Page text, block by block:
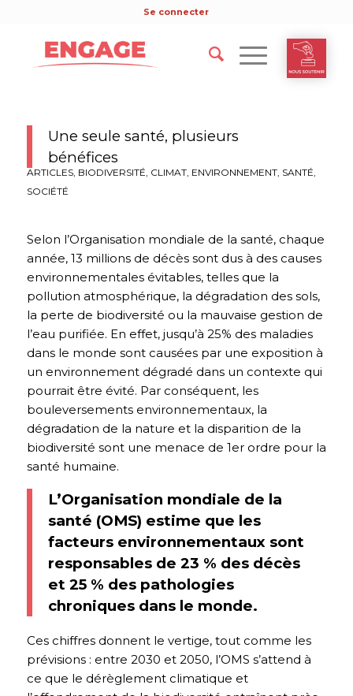
Se connecter
Une seule santé, plusieurs
bénéfices
ARTICLES, BIODIVERSITÉ CLIMAT, ENVIRONNEMENT, SANTÉ
SOCIÉTÉ
Selon l’Organisation mondiale de la santé, chaque
année, 13 millions de décès sont dus à des causes
environnementales évitables, telles que la
pollution atmosphérique, la dégradation des sols,
la perte de biodiversité ou la mauvaise gestion de
l’eau purifiée. En effet, jusqu’à 25% des maladies
dans le monde sont causées par une exposition à
un environnement dégradé dans un contexte qui
pourrait être évité. Par conséquent, les
bouleversements environnementaux, la
dégradation de la nature et la disparition de la
biodiversité sont une menace de 1er ordre pour la
santé humaine.
L’Organisation mondiale de la
santé (OMS) estime que les
facteurs environnementaux sont
responsables de 23 % des décès
et 25 % des pathologies
chroniques dans le monde.
Ces chiffres donnent le vertige, tout comme les
prévisions : entre 2030 et 2050, l’OMS s’attend à
ce que le dérèglement climatique et